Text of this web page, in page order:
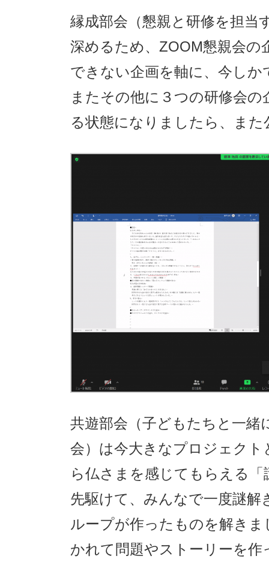
縁成部会（懇親と研修を担当
深めるため、ZOOM懇親会
できない企画を軸に、今し
またその他に３つの研修会
る状態になりましたら、ま
共遊部会（子どもたちと一
会）は今大きなプロジェク
ら仏さまを感じてもらえる
先駆けて、みんなで一度謎
ループが作ったものを解き
かれて問題やストーリーを